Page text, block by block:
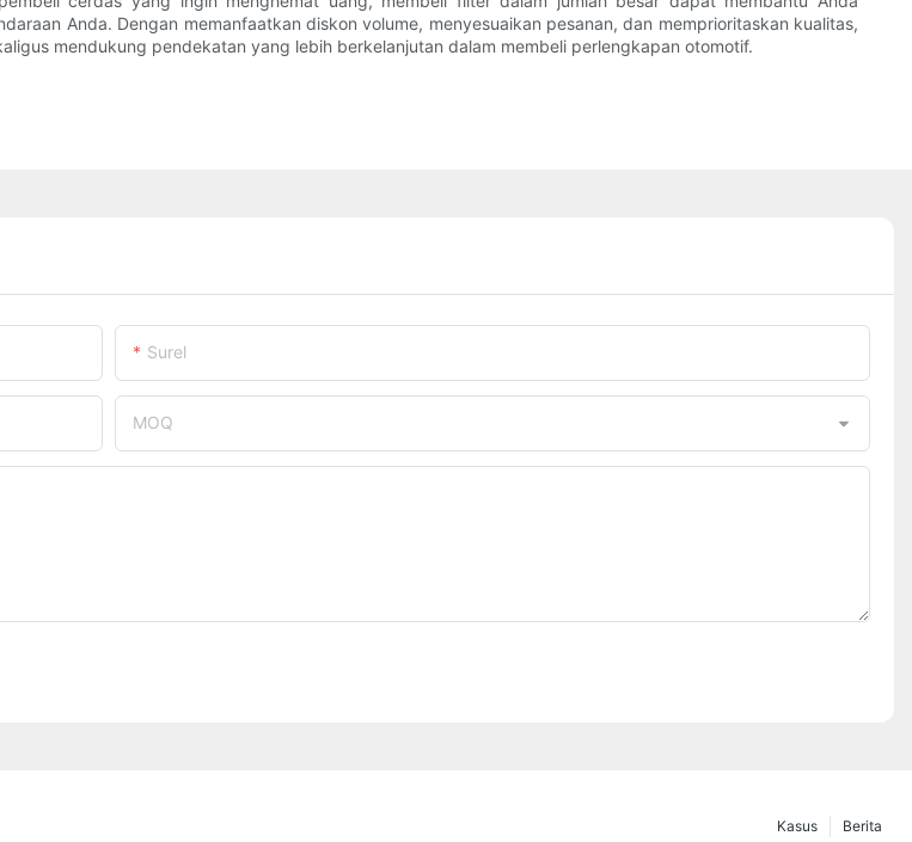
Anda. Dengan memanfaatkan diskon volume, menyesuaikan pesanan, dan memprioritaskan kualitas,
mendukung pendekatan yang lebih berkelanjutan dalam membeli perlengkapan otomotif.
Surel
MOQ
Berita
Kasus